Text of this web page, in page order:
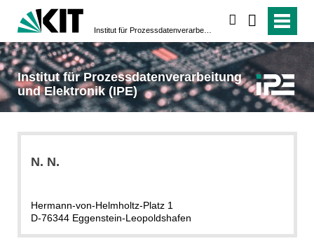
Institut für Prozess­daten­verarbeitung
und Elektronik (IPE)
N. N.
Hermann-von-Helmholtz-Platz 1
D-76344 Eggenstein-Leopoldshafen